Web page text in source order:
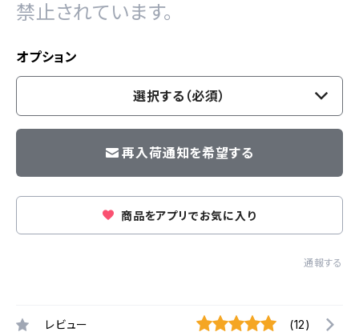
禁止されています。
オプション
選択する（必須）
再入荷通知を希望する
商品をアプリでお気に入り
通報する
レビュー (12)